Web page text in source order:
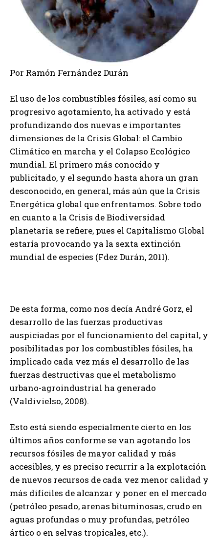
Por Ramón Fernández Durán
El uso de los combustibles fósiles, así como su
progresivo agotamiento, ha activado y está
profundizando dos nuevas e importantes
dimensiones de la Crisis Global: el Cambio
Climático en marcha y el Colapso Ecológico
mundial. El primero más conocido y
publicitado, y el segundo hasta ahora un gran
desconocido, en general, más aún que la Crisis
Energética global que enfrentamos. Sobre todo
en cuanto a la Crisis de Biodiversidad
planetaria se refiere, pues el Capitalismo Global
estaría provocando ya la sexta extinción
mundial de especies (Fdez Durán, 2011).
De esta forma, como nos decía André Gorz, el
desarrollo de las fuerzas productivas
auspiciadas por el funcionamiento del capital, y
posibilitadas por los combustibles fósiles, ha
implicado cada vez más el desarrollo de las
fuerzas destructivas que el metabolismo
urbano-agroindustrial ha generado
(Valdivielso, 2008).
Esto está siendo especialmente cierto en los
últimos años conforme se van agotando los
recursos fósiles de mayor calidad y más
accesibles, y es preciso recurrir a la explotación
de nuevos recursos de cada vez menor calidad y
más difíciles de alcanzar y poner en el mercado
(petróleo pesado, arenas bituminosas, crudo en
aguas profundas o muy profundas, petróleo
ártico o en selvas tropicales, etc.).